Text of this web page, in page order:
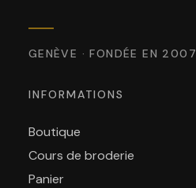
GENÈVE · FONDÉE EN 2007
INFORMATIONS
Boutique
Cours de broderie
Panier